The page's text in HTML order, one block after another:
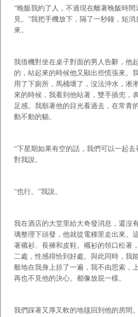
“晚飯我約了人，不過現在離著晚飯時間
見。”我把手機放下，隔了一秒鐘，短
來。
我借機對坐在桌子對面的男人告辭，他
的，站起來的時候他又顯出些慌張來。
用了下廁所，馬桶壞了，沒法沖水，淅
來的時候，我看到他站著，雙手插兜，
足感。我順著他的目光看過去，在常青
動不動的貓。
“下星期如果有空的話，我們可以一起去
對我說。
“也行。”我說。
我在酒店的大堂里給大奇發消息，還沒
璃整理下頭發，他就從電梯里走出來。
著襯衫、長褲和皮鞋。襯衫的領口松著
二處，性感得恰到好處。與此同時，我
般地在我身上掠了一遍，我不由思索，
再也不見他的決心。都像放屁一樣。
我們踩著又厚又軟的地毯回到他的房間